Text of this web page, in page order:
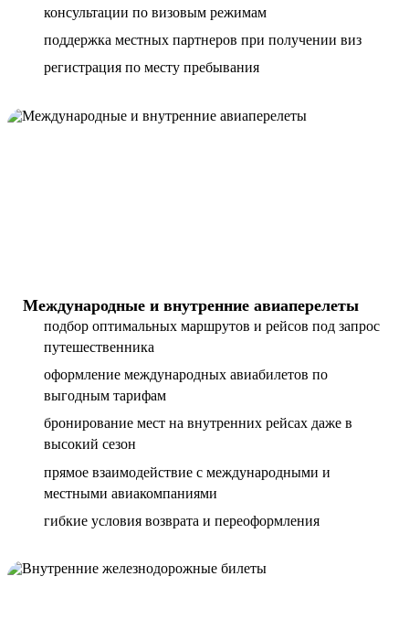
консультации по визовым режимам
поддержка местных партнеров при получении виз
регистрация по месту пребывания
Международные и внутренние авиаперелеты
подбор оптимальных маршрутов и рейсов под запрос
путешественника
оформление международных авиабилетов по
выгодным тарифам
бронирование мест на внутренних рейсах даже в
высокий сезон
прямое взаимодействие с международными и
местными авиакомпаниями
гибкие условия возврата и переоформления